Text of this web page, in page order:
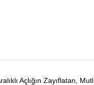
Açlığın Zayıflatan,